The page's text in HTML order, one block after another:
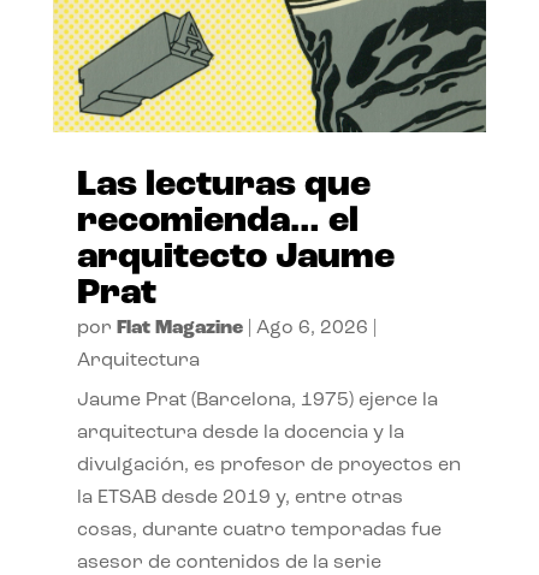
Las lecturas que
recomienda… el
arquitecto Jaume
Prat
por Flat Magazine| Ago 6, 2026
Arquitectura
Jaume Prat (Barcelona, 1975) ejerce la
arquitectura desde la docencia y la
divulgación, es profesor de proyectos en
la ETSAB desde 2019 y, entre otras
cosas, durante cuatro temporadas fue
asesor de contenidos de la serie